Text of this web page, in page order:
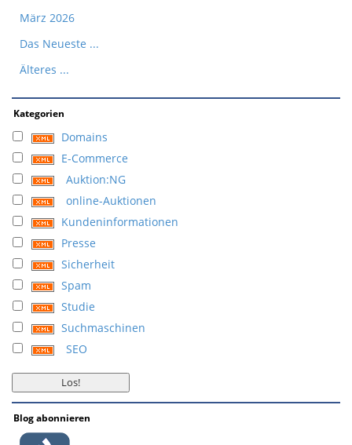
März 2026
Das Neueste ...
Älteres ...
Kategorien
Domains
E-Commerce
Auktion:NG
online-Auktionen
Kundeninformationen
Presse
Sicherheit
Spam
Studie
Suchmaschinen
SEO
Blog abonnieren